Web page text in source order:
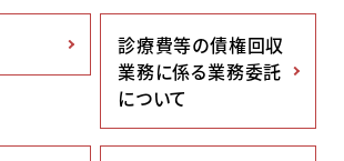
診療費等の債権回収
業務に係る業務委託
について